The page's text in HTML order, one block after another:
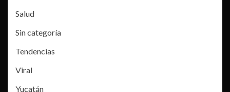
Salud
Sin categoría
Tendencias
Viral
Yucatán